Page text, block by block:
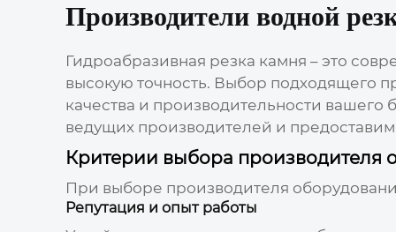
Производители водной
Гидроабразивная резка камня – это
высокую точность. Выбор подходящего
качества и производительности
ведущих производителей и
Критерии выбора производителя
При выборе производителя
Репутация и опыт работы